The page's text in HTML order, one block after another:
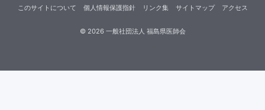
© 2026一般社団法人 福島県医師会
このサイトについて 個人情報保護指針 リンク集 サイトマップ アクセス